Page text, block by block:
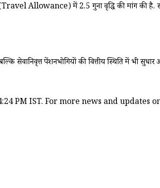
Allowance) में 2.5 गुना वृद्धि की मांग की है.
सेवानिवृत्त पेंशनभोगियों की वित्तीय स्थिति में भी
PM IST. For more news and